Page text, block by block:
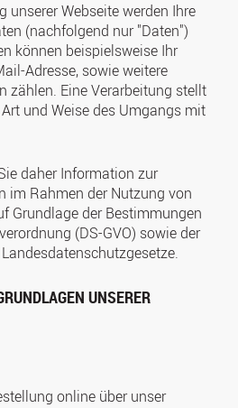
unserer Webseite werden Ihre
(nachfolgend nur "Daten")
können beispielsweise Ihr
Adresse, sowie weitere
zählen. Eine Verarbeitung stellt
und Weise des Umgangs mit
daher Information zur
im Rahmen der Nutzung von
Grundlage der Bestimmungen
(DS-GVO) sowie der
UNSERER
online über unser